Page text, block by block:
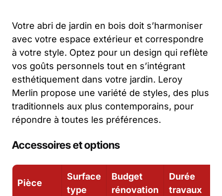
Votre abri de jardin en bois doit s’harmoniser
avec votre espace extérieur et correspondre
à votre style. Optez pour un design qui reflète
vos goûts personnels tout en s’intégrant
esthétiquement dans votre jardin. Leroy
Merlin propose une variété de styles, des plus
traditionnels aux plus contemporains, pour
répondre à toutes les préférences.
Accessoires et options
Pièce
Surface
type
Budget
rénovation
Durée
travaux